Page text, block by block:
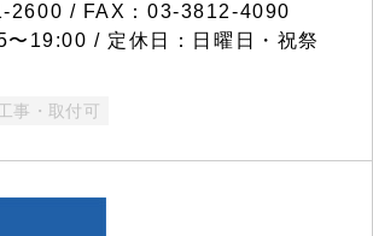
2600 / FAX：03-3812-4090
〜19:00 / 定休日：日曜日・祝祭
事・取付可